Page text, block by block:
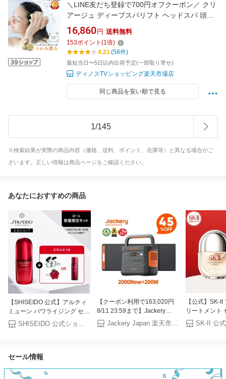
＼LINE友だち登録で700円オフクーポン／ クリ
アージュ ディープスパリフト ヘッドスパ 頭皮
ブラシ 電動 ヘッドスパ 頭皮マッサージ ヘッド
スパブラシ スカルプケア 頭皮ケア 自宅 フェイ
スケア リフトケア 顔 デコルテ 首 ケア 引き締
め ヘアケア器具 美容 AR2153
16,860 円 送料無料
153ポイント (1倍)
4.21(58件)
最短当日〜5日以内出荷予定(一部取り寄せ)
ディノスTVショッピング楽天市場店
同じ商品を安い順で見る
1/145
※検索結果が実際の商品内容（価格、送料、ポイント、在庫等）と異なる場合がご
ざいます。正しい情報は商品ページをご確認ください。
あなたにおすすめの商品
【SHISEIDO 公式】アルティ
ミューン パワライジング セラ
ム | SHISEIDO 資生堂 シセイ
ドウ | 美容液 うるおい 保湿
SHISEIDO 公式ショップ
【クーポン利用で163,020円
8/11 23:59まで】Jackery
Solar Generator 2000 New
2042Wh 200W ポータブル電
UPS機能 アプリ 太陽光発電
Jackery Japan 楽天市場店
【公式】SK-
リートメント
ル キット SK-
ーツー） 正規
セール情報